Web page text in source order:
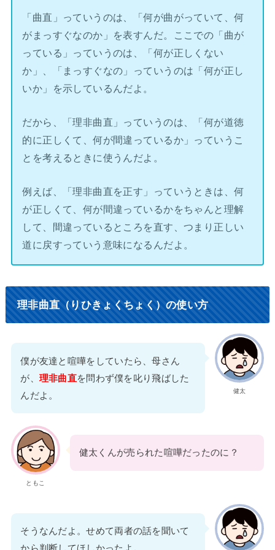
「曲直」っていうのは、「何が曲がっていて、何
がまっすぐなのか」を表すんだ。ここでの「曲が
っている」っていうのは、「何が正しくない
か」、「まっすぐなの」っていうのは「何が正し
いか」を示しているんだよ。
だから、「理非曲直」っていうのは、「何が道徳
的に正しくて、何が間違っているか」っていうこ
とを考えるときに使うんだよ。
例えば、「理非曲直を正す」っていうときは、何
が正しくて、何が間違っているかをちゃんと理解
して、間違っているところを直す、つまり正しい
道に戻すっていう意味になるんだよ。
理非曲直（りひきょくちょく）の使い方
健太
僕が友達と喧嘩をしていたら、母さん
が、 理非曲直を問わず僕を叱り飛ばした
んだよ。
ともこ
健太くんが売られた喧嘩だったのに？
そうなんだよ。せめて両者の話を聞いて
から判断してほしかったよ。